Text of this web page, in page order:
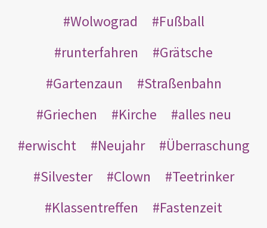
Wolwograd
Fußball
runterfahren
Grätsche
Gartenzaun
Straßenbahn
Griechen
Kirche
alles neu
erwischt
Neujahr
Überraschung
Silvester
Clown
Teetrinker
Klassentreffen
Fastenzeit